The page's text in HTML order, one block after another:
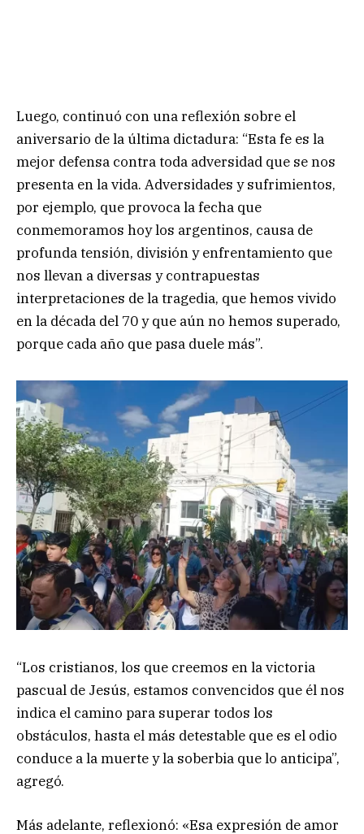
Luego, continuó con una reflexión sobre el
aniversario de la última dictadura: “Esta fe es la
mejor defensa contra toda adversidad que se nos
presenta en la vida. Adversidades y sufrimientos,
por ejemplo, que provoca la fecha que
conmemoramos hoy los argentinos, causa de
profunda tensión, división y enfrentamiento que
nos llevan a diversas y contrapuestas
interpretaciones de la tragedia, que hemos vivido
en la década del 70 y que aún no hemos superado,
porque cada año que pasa duele más”.
“Los cristianos, los que creemos en la victoria
pascual de Jesús, estamos convencidos que él nos
indica el camino para superar todos los
obstáculos, hasta el más detestable que es el odio
conduce a la muerte y la soberbia que lo anticipa”,
agregó.
Más adelante, reflexionó: «Esa expresión de amor